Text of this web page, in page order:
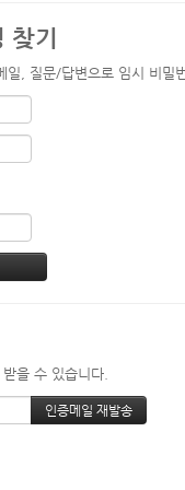
기
일, 질문/답변으로 임시 비밀
을 수 있습니다.